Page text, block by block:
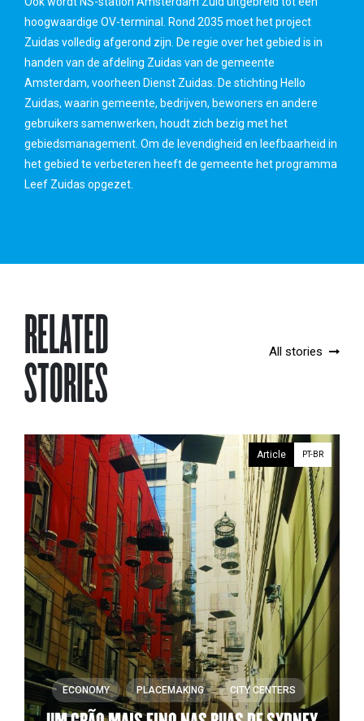
hoogwaardige OV-terminal. Rond 2035 moet het project
Zuidas volledig afgerond zijn. De regie over het gebied is in
handen van de afdeling Zuidas van de gemeente
Amsterdam, voorheen Dienst Zuidas. De stichting Hello
Zuidas, waarin gemeente, bedrijven, bewoners en andere
gebruikers samenwerken, houdt zich bezig met het
gebiedsmanagement. Om de levendigheid en leefbaarheid in
het gebied te verbeteren heeft de gemeente het programma
Leef Zuidas opgezet.
RELATED
STORIES
All stories
Article PT-BR
ECONOMY PLACEMAKING CITY CENTERS